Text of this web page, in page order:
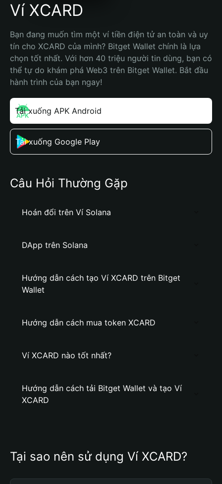
Ví XCARD
Bạn đang muốn tìm một ví tiền điện tử an toàn và uy
tín cho XCARD của mình? Bitget Wallet chính là lựa
chọn tốt nhất. Với hơn 40 triệu người tin dùng, bạn có
thể tự do khám phá Web3 trên Bitget Wallet. Bắt đầu
hành trình của bạn ngay!
Tải xuống APK Android
Tải xuống Google Play
Câu Hỏi Thường Gặp
Hoán đổi trên Ví Solana
DApp trên Solana
Hướng dẫn cách tạo Ví XCARD trên Bitget
Wallet
Hướng dẫn cách mua token XCARD
Ví XCARD nào tốt nhất?
Hướng dẫn cách tải Bitget Wallet và tạo Ví
XCARD
Tại sao nên sử dụng Ví XCARD?